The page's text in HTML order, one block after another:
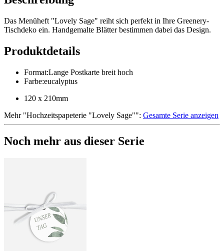
Das Menüheft "Lovely Sage" reiht sich perfekt in Ihre Greenery-
Tischdeko ein. Handgemalte Blätter bestimmen dabei das Design.
Produktdetails
Format:Lange Postkarte breit hoch
Farbe:eucalyptus
120 x 210mm
Mehr"Hochzeitspapeterie "Lovely Sage"": Gesamte Serie anzeigen
Noch mehr aus dieser Serie